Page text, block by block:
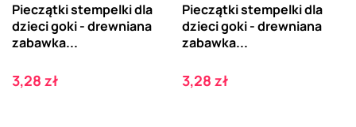
Pieczątki stempelki dla
dzieci goki - drewniana
zabawka...
Cena
3,28 zł
Pieczątki stempelki dla
dzieci goki - drewniana
zabawka...
Cena
3,28 zł